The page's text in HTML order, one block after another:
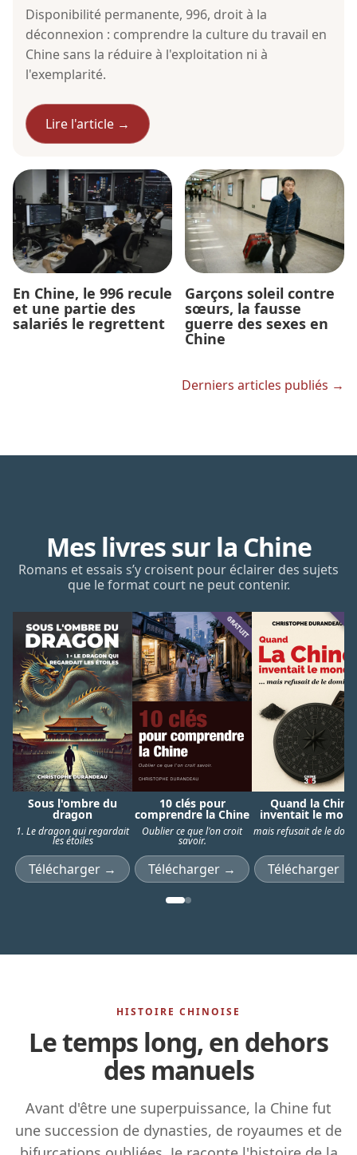
Disponibilité permanente, 996, droit à la
déconnexion : comprendre la culture du travail en
Chine sans la réduire à l'exploitation ni à
l'exemplarité.
Lire l'article →
En Chine, le 996 recule
et une partie des
salariés le regrettent
Garçons soleil contre
sœurs, la fausse
guerre des sexes en
Chine
Derniers articles publiés →
Mes livres sur la Chine
Romans et essais s’y croisent pour éclairer des sujets
que le format court ne peut contenir.
Sous l'ombre du
dragon
1. Le dragon qui regardait
les étoiles
Télécharger →
10 clés pour
comprendre la Chine
Oublier ce que l'on croit
savoir.
Télécharger →
Quand la Chine
inventait le
mais refusait de le
Télécharger →
HISTOIRE CHINOISE
Le temps long, en dehors
des manuels
Avant d'être une superpuissance, la Chine fut
une succession de dynasties, de royaumes et de